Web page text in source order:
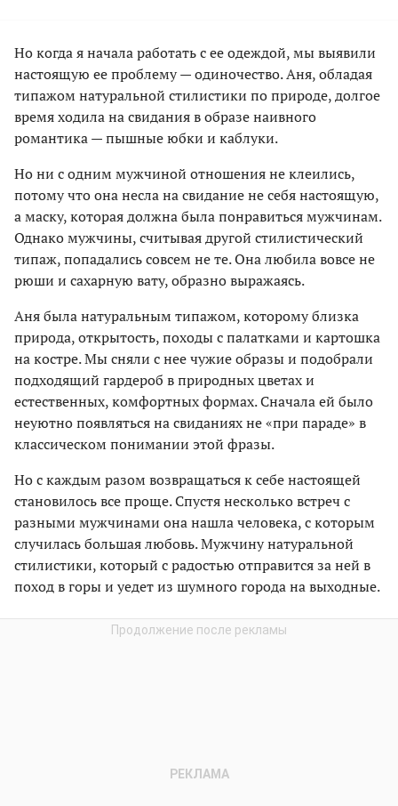
Но когда я начала работать с ее одеждой, мы выявили
настоящую ее проблему — одиночество. Аня, обладая
типажом натуральной стилистики по природе, долгое
время ходила на свидания в образе наивного
романтика — пышные юбки и каблуки.
Но ни с одним мужчиной отношения не клеились,
потому что она несла на свидание не себя настоящую,
а маску, которая должна была понравиться мужчинам.
Однако мужчины, считывая другой стилистический
типаж, попадались совсем не те. Она любила вовсе не
рюши и сахарную вату, образно выражаясь.
Аня была натуральным типажом, которому близка
природа, открытость, походы с палатками и картошка
на костре. Мы сняли с нее чужие образы и подобрали
подходящий гардероб в природных цветах и
естественных, комфортных формах. Сначала ей было
неуютно появляться на свиданиях не «при параде» в
классическом понимании этой фразы.
Но с каждым разом возвращаться к себе настоящей
становилось все проще. Спустя несколько встреч с
разными мужчинами она нашла человека, с которым
случилась большая любовь. Мужчину натуральной
стилистики, который с радостью отправится за ней в
поход в горы и уедет из шумного города на выходные.